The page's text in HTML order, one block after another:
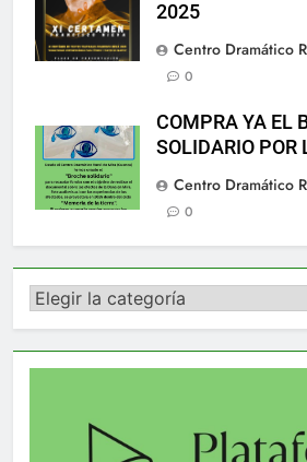
2025
Centro Dramático
0
COMPRA YA EL
SOLIDARIO POR
Centro Dramático
0
Categorías